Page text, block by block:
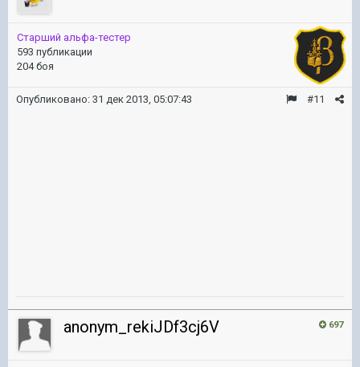
Старший альфа-тестер
593 публикации
204 боя
#11
Опубликовано: 31 дек 2013, 05:07:43
697
anonym_rekiJDf3cj6V